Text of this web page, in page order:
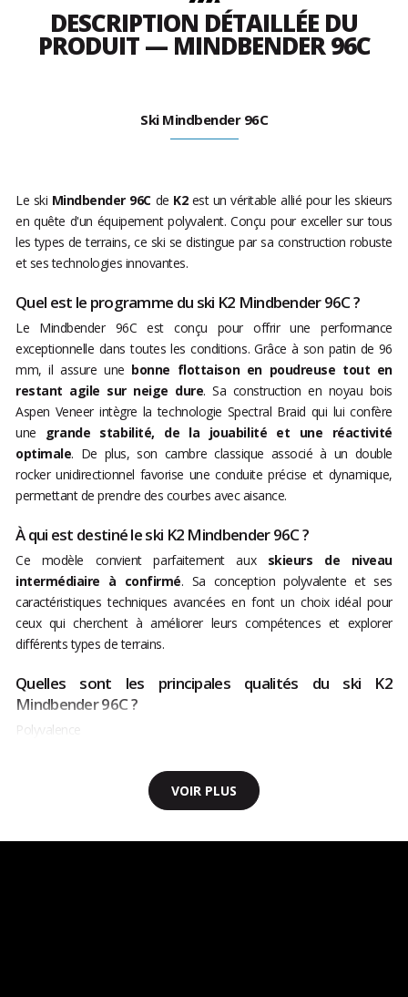
DESCRIPTION DÉTAILLÉE DU
PRODUIT — MINDBENDER 96C
Ski Mindbender 96C
Le ski Mindbender 96C de K2est un véritable allié pour les skieurs
en quête d'un équipement polyvalent. Conçu pour exceller sur tous
les types de terrains, ce ski se distingue par sa construction robuste
et ses technologies innovantes.
Quel est le programme du ski K2 Mindbender 96C ?
Le Mindbender 96C est conçu pour offrir une performance
exceptionnelle dans toutes les conditions. Grâce à son patin de 96
mm, il assure une bonne flottaison en poudreuse tout en
restant agile sur neige dure. Sa construction en noyau bois
Aspen Veneer intègre la technologie Spectral Braid qui lui confère
une
grande stabilité, de la jouabilité et une réactivité
optimale. De plus, son cambre classique associé à un double
rocker unidirectionnel favorise une conduite précise et dynamique,
permettant de prendre des courbes avec aisance.
À qui est destiné le ski K2 Mindbender 96C ?
Ce modèle convient parfaitement aux skieurs de niveau
intermédiaire à confirmé. Sa conception polyvalente et ses
caractéristiques techniques avancées en font un choix idéal pour
ceux qui cherchent à améliorer leurs compétences et explorer
différents types de terrains.
Quelles sont les principales qualités du ski K2
Mindbender 96C ?
Polyvalence
VOIR PLUS